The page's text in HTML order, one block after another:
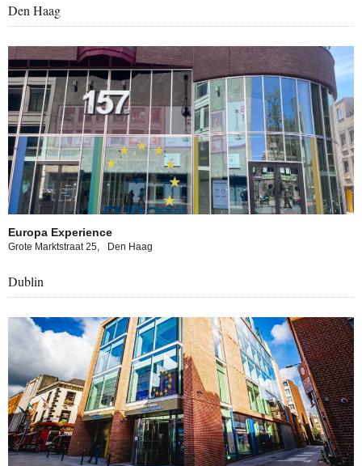
Den Haag
Europa Experience
Grote Marktstraat 25, Den Haag
experience in The Hague
Dublin
experience in Dublin